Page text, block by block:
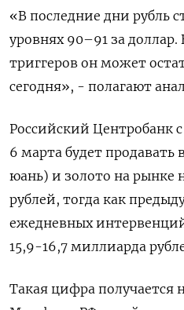
«В последние дни рубль
уровнях 90–91 за
триггеров он может
сегодня», - полагают
Российский Центробанк
6 марта будет
юань) и золото на рынке
рублей, тогда как
ежедневных
15,9-16,7 миллиарда
Такая цифра получается